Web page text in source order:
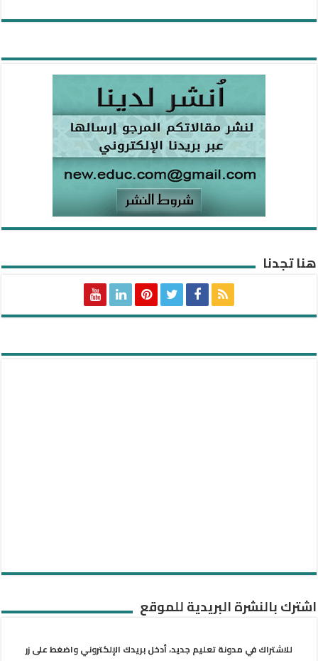
هنا تجدنا
اشترك بالنشرة البريدية للموقع
للاشتراك في مدونة تعليم جديد، أدخل بريدك الإلكتروني واضغط على زر